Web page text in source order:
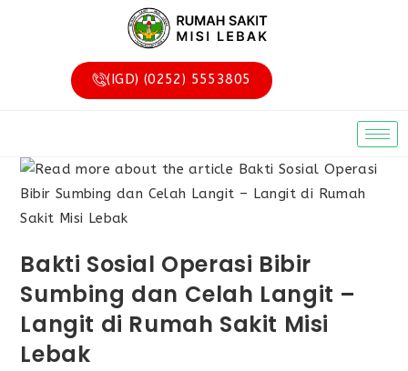
(IGD) (0252) 5553805
Bakti Sosial Operasi Bibir
Sumbing dan Celah Langit –
Langit di Rumah Sakit Misi
Lebak